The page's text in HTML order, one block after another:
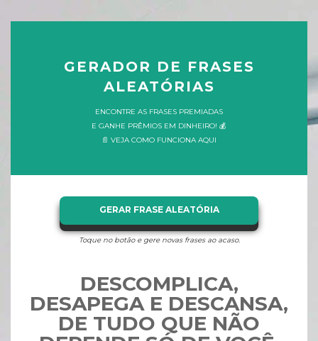
GERADOR DE FRASES
ALEATÓRIAS
ENCONTRE AS FRASES PREMIADAS
E GANHE PRÊMIOS EM DINHEIRO! 💰
📄 VEJA COMO FUNCIONA AQUI
GERAR FRASE ALEATÓRIA
Toque no botão e gere novas frases ao acaso.
DESCOMPLICA,
DESAPEGA E DESCANSA,
DE TUDO QUE NÃO